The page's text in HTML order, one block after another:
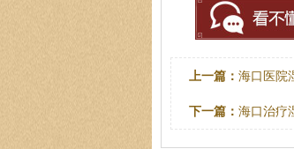
上一篇： 海口医院
下一篇： 海口治疗